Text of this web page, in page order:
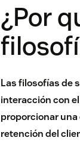
¿Por
Las filosofías de
interacción con
proporcionar
retención del